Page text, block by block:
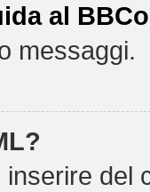
al
messaggi.
del